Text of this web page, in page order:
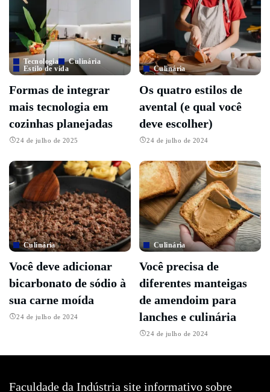
Tecnologia
Culinária
Estilo de vida
Formas de integrar
mais tecnologia em
cozinhas planejadas
24 de julho de 2025
Culinária
Os quatro estilos de
avental (e qual você
deve escolher)
24 de julho de 2024
Culinária
Você deve adicionar
bicarbonato de sódio à
sua carne moída
24 de julho de 2024
Culinária
Você precisa de
diferentes manteigas
de amendoim para
lanches e culinária
24 de julho de 2024
Faculdade da Indústria site informativo sobre